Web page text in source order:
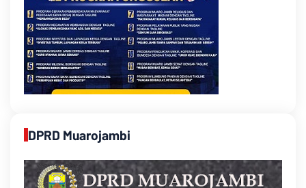
DPRD Muarojambi